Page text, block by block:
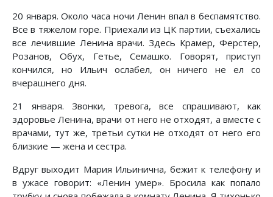
20 января. Около часа ночи Ленин впал в беспамятство.
Все в тяжелом горе. Приехали из ЦК партии, съехались
все лечившие Ленина врачи. Здесь Крамер, Ферстер,
Розанов, Обух, Гетье, Семашко. Говорят, приступ
кончился, но Ильич ослабел, он ничего не ел со
вчерашнего дня.
21 января. Звонки, тревога, все спрашивают, как
здоровье Ленина, врачи от него не отходят, а вместе с
врачами, тут же, третьи сутки не отходят от него его
близкие — жена и сестра.
Вдруг выходит Мария Ильинична, бежит к телефону и
в ужасе говорит: «Ленин умер». Бросила как попало